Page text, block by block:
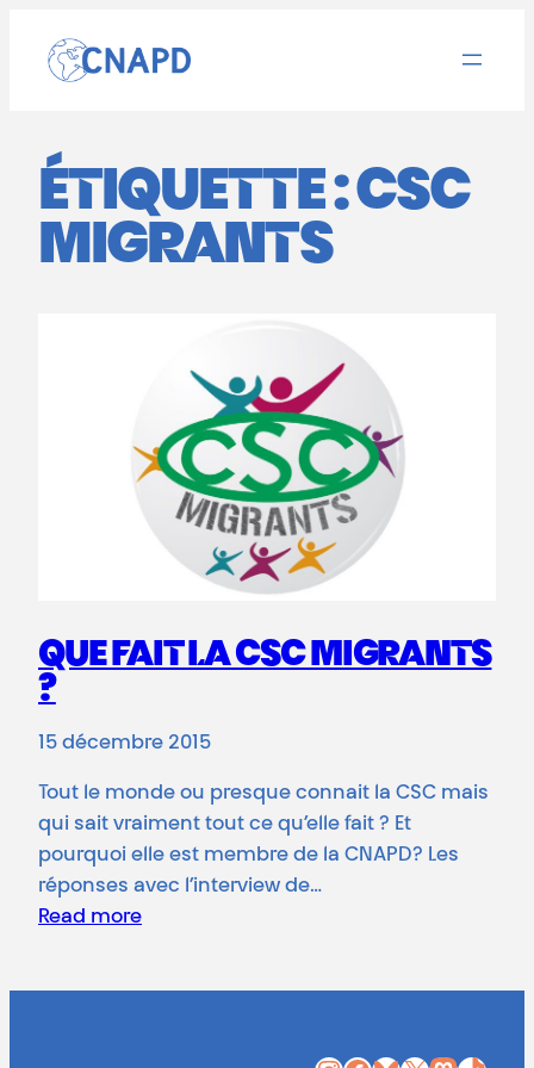
contenu
ÉTIQUETTE :CSC
MIGRANTS
QUE FAIT LA CSC MIGRANTS
?
15 décembre 2015
Tout le monde ou presque connait la CSC mais
qui sait vraiment tout ce qu’elle fait ? Et
pourquoi elle est membre de la CNAPD? Les
réponses avec l’interview de…
Read more